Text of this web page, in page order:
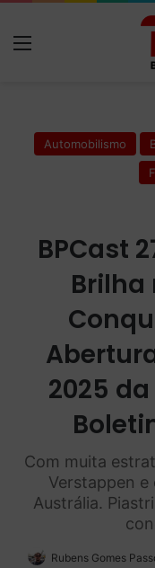
Automobilismo
BPCast
Brilha
2025 da
Com muita
Verstappen e
Austrália.
Rubens Gomes